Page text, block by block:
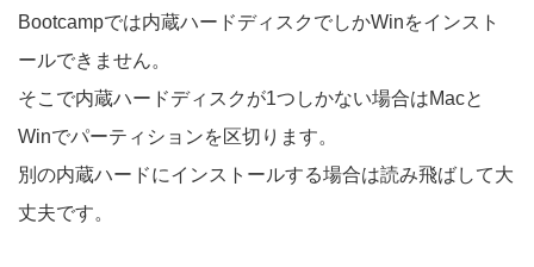
Bootcampでは内蔵ハードディスクでしかWinをインスト
ールできません。
そこで内蔵ハードディスクが1つしかない場合はMacと
Winでパーティションを区切ります。
別の内蔵ハードにインストールする場合は読み飛ばして大
丈夫です。